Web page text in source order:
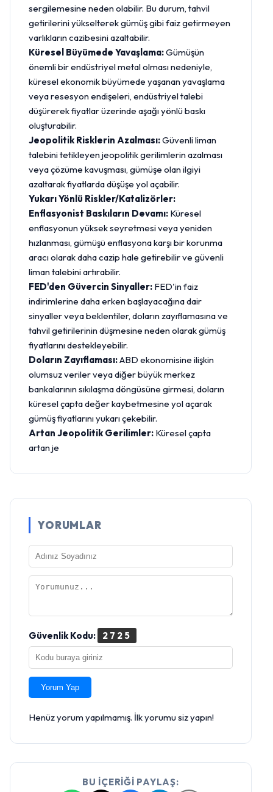
sergilemesine neden olabilir. Bu durum, tahvil
getirilerini yükselterek gümüş gibi faiz getirmeyen
varlıkların cazibesini azaltabilir.
Küresel Büyümede Yavaşlama:Gümüşün
önemli bir endüstriyel metal olması nedeniyle,
küresel ekonomik büyümede yaşanan yavaşlama
veya resesyon endişeleri, endüstriyel talebi
düşürerek fiyatlar üzerinde aşağı yönlü baskı
oluşturabilir.
Jeopolitik Risklerin Azalması:Güvenli liman
talebini tetikleyen jeopolitik gerilimlerin azalması
veya çözüme kavuşması, gümüşe olan ilgiyi
azaltarak fiyatlarda düşüşe yol açabilir.
Yukarı Yönlü Riskler/Katalizörler:
Enflasyonist Baskıların Devamı: Küresel
enflasyonun yüksek seyretmesi veya yeniden
hızlanması, gümüşü enflasyona karşı bir korunma
aracı olarak daha cazip hale getirebilir ve güvenli
liman talebini artırabilir.
FED'den Güvercin Sinyaller: FED'in faiz
indirimlerine daha erken başlayacağına dair
sinyaller veya beklentiler, doların zayıflamasına ve
tahvil getirilerinin düşmesine neden olarak gümüş
fiyatlarını destekleyebilir.
Doların Zayıflaması:ABD ekonomisine ilişkin
olumsuz veriler veya diğer büyük merkez
bankalarının sıkılaşma döngüsüne girmesi, doların
küresel çapta değer kaybetmesine yol açarak
gümüş fiyatlarını yukarı çekebilir.
Artan Jeopolitik Gerilimler: Küresel çapta
artan je
YORUMLAR
Güvenlik Kodu: 2725
Yorum Yap
Henüz yorum yapılmamış. İlk yorumu siz yapın!
BU İÇERİĞİ PAYLAŞ: